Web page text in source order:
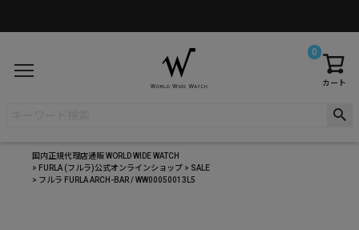
カート
0
国内正規代理店通販 WORLD WIDE WATCH
FURLA (フルラ)公式オンラインショップ
SALE
フルラ FURLA ARCH-BAR / WW00050013L5